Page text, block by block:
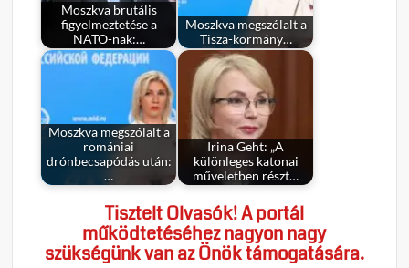
Moszkva brutális
figyelmeztetése a
NATO-nak:…
Moszkva megszólalt a
Tisza-kormány…
Moszkva megszólalt a
romániai
drónbecsapódás után:
…
Irina Geht: „A
különleges katonai
műveletben részt…
Tisztelt Olvasók! A portál
működtetéséhez nagyon nagy
szükségünk van az Önök támogatására.